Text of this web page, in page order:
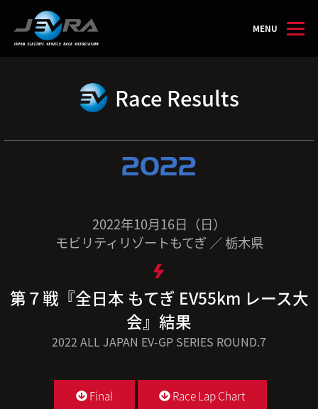
MENU
Race Results
2022
2022年10月16日（日）
モビリティリゾートもてぎ ／ 栃木県
第７戦『全日本 もてぎ EV55km レース大
会』結果
2022 ALL JAPAN EV-GP SERIES ROUND.7
Final Race Lap Chart